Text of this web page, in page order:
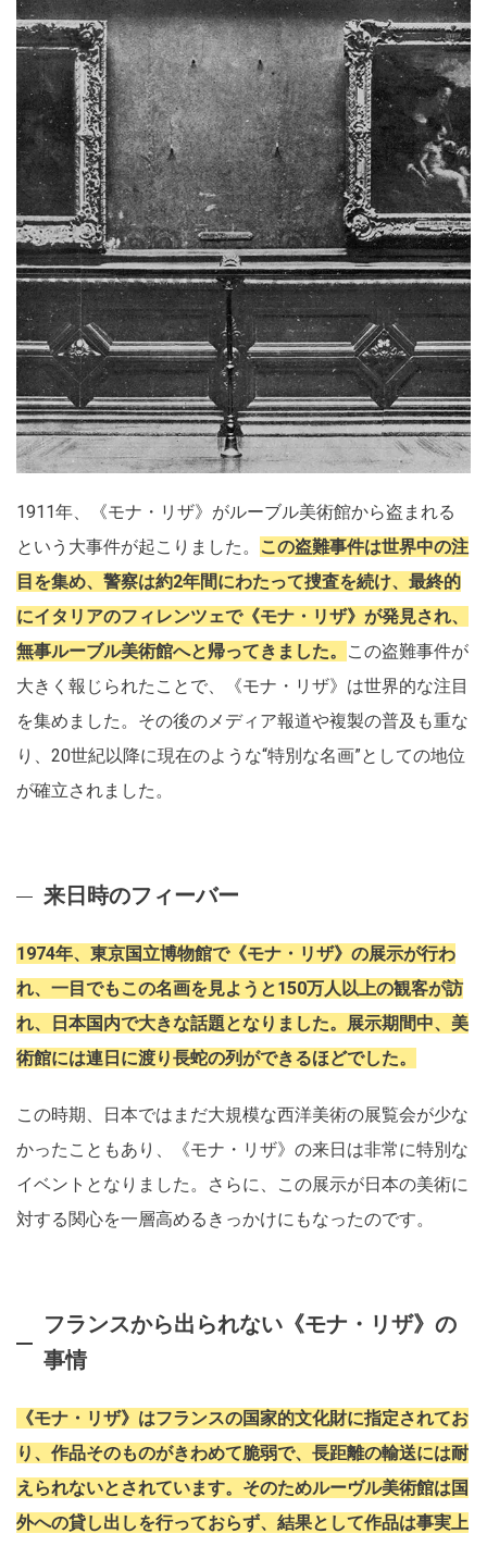
1911年、《モナ・リザ》がルーブル美術館から盗まれる
という大事件が起こりました。
この盗難事件は世界中の注
目を集め、警察は約2年間にわたって捜査を続け、最終的
にイタリアのフィレンツェで《モナ・リザ》が発見され、
無事ルーブル美術館へと帰ってきました。
この盗難事件が
大きく報じられたことで、《モナ・リザ》は世界的な注目
を集めました。その後のメディア報道や複製の普及も重な
り、20世紀以降に現在のような“特別な名画”としての地位
が確立されました。
来日時のフィーバー
1974年、東京国立博物館で《モナ・リザ》の展示が行わ
れ、一目でもこの名画を見ようと150万人以上の観客が訪
れ、日本国内で大きな話題となりました。展示期間中、美
術館には連日に渡り長蛇の列ができるほどでした。
この時期、日本ではまだ大規模な西洋美術の展覧会が少な
かったこともあり、《モナ・リザ》の来日は非常に特別な
イベントとなりました。さらに、この展示が日本の美術に
対する関心を一層高めるきっかけにもなったのです。
フランスから出られない《モナ・リザ》の
事情
《モナ・リザ》はフランスの国家的文化財に指定されてお
り、作品そのものがきわめて脆弱で、長距離の輸送には耐
えられないとされています。そのためルーヴル美術館は国
外への貸し出しを行っておらず、結果として作品は事実上